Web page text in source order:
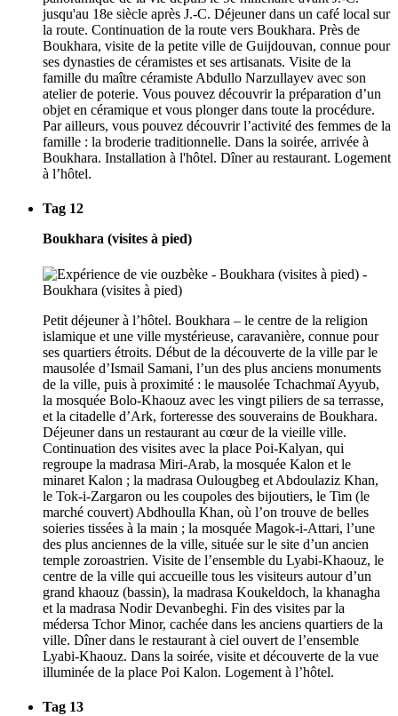
jusqu'au 18e siècle après J.-C. Déjeuner dans un café local sur
la route. Continuation de la route vers Boukhara. Près de
Boukhara, visite de la petite ville de Guijdouvan, connue pour
ses dynasties de céramistes et ses artisanats. Visite de la
famille du maître céramiste Abdullo Narzullayev avec son
atelier de poterie. Vous pouvez découvrir la préparation d’un
objet en céramique et vous plonger dans toute la procédure.
Par ailleurs, vous pouvez découvrir l’activité des femmes de la
famille : la broderie traditionnelle. Dans la soirée, arrivée à
Boukhara. Installation à l'hôtel. Dîner au restaurant. Logement
à l’hôtel.
Tag 12
Boukhara (visites à pied)
Petit déjeuner à l’hôtel. Boukhara – le centre de la religion
islamique et une ville mystérieuse, caravanière, connue pour
ses quartiers étroits. Début de la découverte de la ville par le
mausolée d’Ismail Samani, l’un des plus anciens monuments
de la ville, puis à proximité : le mausolée Tchachmaï Ayyub,
la mosquée Bolo-Khaouz avec les vingt piliers de sa terrasse,
et la citadelle d’Ark, forteresse des souverains de Boukhara.
Déjeuner dans un restaurant au cœur de la vieille ville.
Continuation des visites avec la place Poi-Kalyan, qui
regroupe la madrasa Miri-Arab, la mosquée Kalon et le
minaret Kalon ; la madrasa Oulougbeg et Abdoulaziz Khan,
le Tok-i-Zargaron ou les coupoles des bijoutiers, le Tim (le
marché couvert) Abdhoulla Khan, où l’on trouve de belles
soieries tissées à la main ; la mosquée Magok-i-Attari, l’une
des plus anciennes de la ville, située sur le site d’un ancien
temple zoroastrien. Visite de l’ensemble du Lyabi-Khaouz, le
centre de la ville qui accueille tous les visiteurs autour d’un
grand khaouz (bassin), la madrasa Koukeldoch, la khanagha
et la madrasa Nodir Devanbeghi. Fin des visites par la
médersa Tchor Minor, cachée dans les anciens quartiers de la
ville. Dîner dans le restaurant à ciel ouvert de l’ensemble
Lyabi-Khaouz. Dans la soirée, visite et découverte de la vue
illuminée de la place Poi Kalon. Logement à l’hôtel.
Tag 13